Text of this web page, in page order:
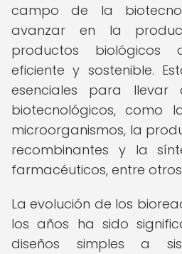
campo de la
avanzar en la
productos
eficiente y sostenible.
esenciales para
biotecnológicos, como
microorganismos, la
recombinantes y la
farmacéuticos, entre
La evolución de los
los años ha sido
diseños simples a